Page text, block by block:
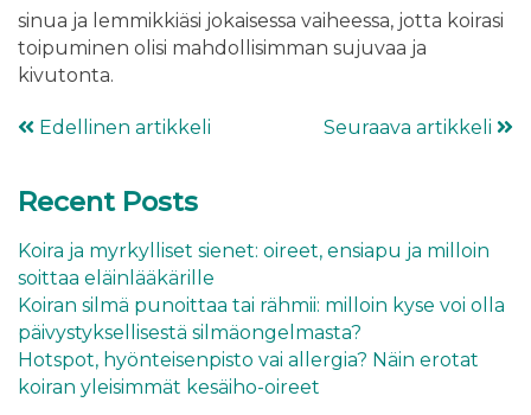
sinua ja lemmikkiäsi jokaisessa vaiheessa, jotta koirasi
toipuminen olisi mahdollisimman sujuvaa ja
kivutonta.
Edellinen artikkeli Seuraava artikkeli
Recent Posts
Koira ja myrkylliset sienet: oireet, ensiapu ja milloin
soittaa eläinlääkärille
Koiran silmä punoittaa tai rähmii: milloin kyse voi olla
päivystyksellisestä silmäongelmasta?
Hotspot, hyönteisenpisto vai allergia? Näin erotat
koiran yleisimmät kesäiho-oireet